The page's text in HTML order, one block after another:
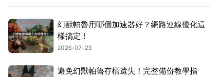
幻獸帕魯用哪個加速器好？網路連線優化這
樣搞定！
2026-07-23
避免幻獸帕魯存檔遺失！完整備份教學指